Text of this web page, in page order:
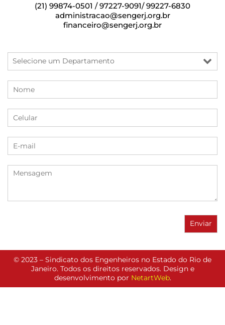
(21) 99874-0501 / 97227-9091/ 99227-6830
administracao@sengerj.org.br
financeiro@sengerj.org.br
© 2023 – Sindicato dos Engenheiros no Estado do Rio de
Janeiro. Todos os direitos reservados. Design e
desenvolvimento por NetartWeb.